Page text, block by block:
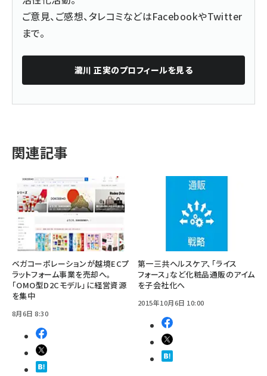
ご意見、ご感想、タレコミなどはFacebookやTwitter
まで。
瀧川 正実のプロフィールを見る
関連記事
ベガコーポレーションが越境ECプ
ラットフォーム事業を売却へ。
「OMO型D2Cモデル」に経営資源
を集中
8月6日 8:30
第一三共ヘルスケア、「ライス
フォース」など化粧品通販のアイム
を子会社化へ
2015年10月6日 10:00